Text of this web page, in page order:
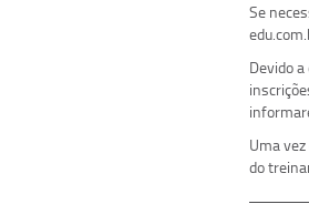
Se
Devido
Uma
do